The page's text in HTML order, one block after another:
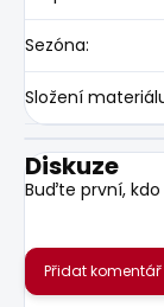
Sezóna:
Složení
Diskuze
Buďte první,
Přidat komentář